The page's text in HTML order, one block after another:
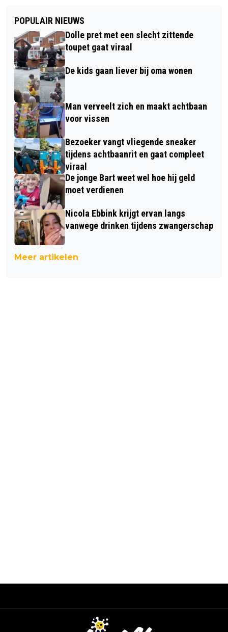
POPULAIR NIEUWS
Dolle pret met een slecht zittende
toupet gaat viraal
De kids gaan liever bij oma wonen
Man verveelt zich en maakt achtbaan
voor vissen
Bezoeker vangt vliegende sneaker
tijdens achtbaanrit en gaat compleet
viraal
De jonge Bart weet wel hoe hij geld
moet verdienen
Nicola Ebbink krijgt ervan langs
vanwege drinken tijdens zwangerschap
Meer artikelen